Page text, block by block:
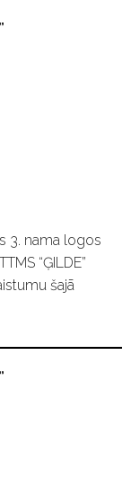
3. nama logos
“ĢILDE”
šajā